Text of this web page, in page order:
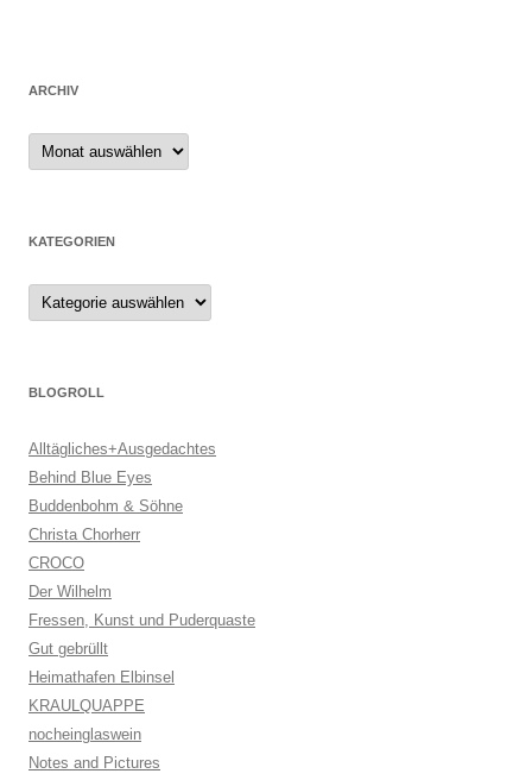
ARCHIV
Archiv
KATEGORIEN
Kategorien
BLOGROLL
Alltägliches+Ausgedachtes
Behind Blue Eyes
Buddenbohm & Söhne
Christa Chorherr
CROCO
Der Wilhelm
Fressen, Kunst und Puderquaste
Gut gebrüllt
Heimathafen Elbinsel
KRAULQUAPPE
nocheinglaswein
Notes and Pictures